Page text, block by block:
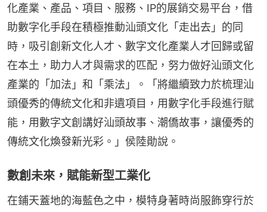
化產業、產品、項目、服務、IP的展銷交易平台，借
助數字化手段在積極推動汕頭文化「走出去」的同
時，吸引創新文化人才、數字文化產業人才回歸或留
在本土，助力人才與需求的匹配，努力做好汕頭文化
產業的「加法」和「乘法」。「將繼續致力於梳理汕
頭優秀的傳統文化和非遺項目，用數字化手段進行賦
能，用數字文創講好汕頭故事、潮僑故事，讓優秀的
傳統文化煥發新光彩。」侯陸勛說。
數創未來，賦能新型工業化
在鋪天蓋地的海藍色之中，模特身著時尚服飾穿行於